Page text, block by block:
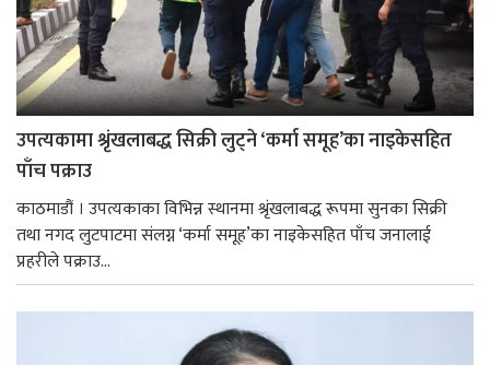
उपत्यकामा श्रृंखलाबद्ध सिक्री लुट्ने ‘कर्मा समूह’का नाइकेसहित
पाँच पक्राउ
काठमाडौं । उपत्यकाका विभिन्न स्थानमा श्रृंखलाबद्ध रूपमा सुनका सिक्री
तथा नगद लुटपाटमा संलग्न ‘कर्मा समूह’का नाइकेसहित पाँच जनालाई
प्रहरीले पक्राउ...